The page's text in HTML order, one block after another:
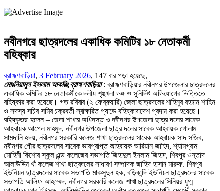
নবীনগরে ছাত্রদলের একাধিক কমিটির ১৮ নেতাকর্মী
বহিষ্কার
ব্রাহ্মণবাড়িয়া, 3 February 2026, 147 বার পড়া হয়েছে,
মোঃনিয়ামুল ইসলাম আকঞ্জি,ব্রাহ্মণবাড়িয়া: ব্রাহ্মণবাড়িয়ার নবীনগর উপজেলার ছাত্রদলের
একাধিক কমিটির ১৮ নেতাকর্মীকে দলীয় শৃঙ্খলা ভঙ্গ ও সুনির্দিষ্ট অভিযোগের ভিত্তিতে
বহিষ্কার করা হয়েছে। গত রবিবার (২ ফেব্রুয়ারি) জেলা ছাত্রদলের শাহিনুর রহমান শাহিন
ও সদস্য সচিব সমির চক্রবর্তী স্বাক্ষরিত প্যাডে বহিষ্কারাদেশ প্রদান করা হয়েছে।
বহিষ্কৃতরা হলেন – জেলা শাখার অধিনস্ত ও নবীনগর উপজেলা ছাত্র দলের সাবেক
আহবায়ক আপেল মাহমুদ, নবীনগর উপজেলা ছাত্র দলের সাবেক আহবায়ক গোলাম
সামদানি হৃদয়, নবীনগর সরকারি কলেজ শাখা ছাত্রদলের সাবেক আহবায়ক সাদ সজিব,
নবীনগর পৌর ছাত্রদলের সাবেক ভারপ্রাপ্ত আহবায়ক আরিয়ান জাহিদ, শ্যামগ্রাম
মোহিনী কিশোর স্কুল এন্ড কলেজের সভাপতি জিহাদুল ইসলাম জিহাদ, শিবপুর ওস্তাদ
আলাউদ্দিন খাঁ কলেজ শাখা ছাত্রদলের সাধারণ সম্পাদক জাহিদ হাসান মারুফ, শিবপুর
ইউনিয়ন ছাত্রদলের সাবেক সভাপতি মাকসুদুল হক, বড়িকান্দি ইউনিয়ন ছাত্রদলের সাবেক
সভাপতি আলিফ আহম্মেদ, নবীনগর সরকারি কলেজ শাখা ছাত্রদলের সিনিয়র যুগ্ম